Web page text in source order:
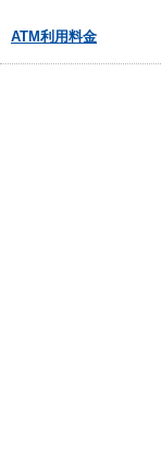
ATM利用料金